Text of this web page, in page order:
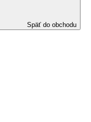
Späť do obchodu